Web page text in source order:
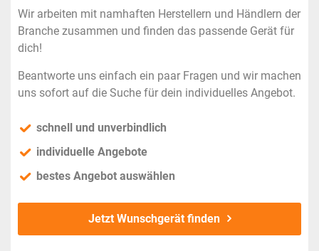
Wir arbeiten mit namhaften Herstellern und Händlern der
Branche zusammen und finden das passende Gerät für
dich!
Beantworte uns einfach ein paar Fragen und wir machen
uns sofort auf die Suche für dein individuelles Angebot.
schnell und unverbindlich
individuelle Angebote
bestes Angebot auswählen
Jetzt Wunschgerät finden